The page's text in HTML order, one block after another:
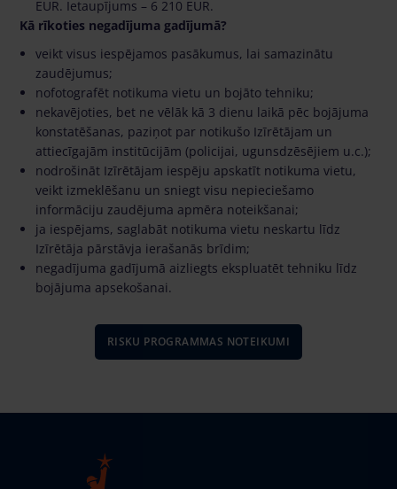
EUR. Ietaupījums – 6 210 EUR.
Kā rīkoties negadījuma gadījumā?
veikt visus iespējamos pasākumus, lai samazinātu
zaudējumus;
nofotografēt notikuma vietu un bojāto tehniku;
nekavējoties, bet ne vēlāk kā 3 dienu laikā pēc bojājuma
konstatēšanas, paziņot par notikušo Izīrētājam un
attiecīgajām institūcijām (policijai, ugunsdzēsējiem u.c.);
nodrošināt Izīrētājam iespēju apskatīt notikuma vietu,
veikt izmeklēšanu un sniegt visu nepieciešamo
informāciju zaudējuma apmēra noteikšanai;
ja iespējams, saglabāt notikuma vietu neskartu līdz
Izīrētāja pārstāvja ierašanās brīdim;
negadījuma gadījumā aizliegts ekspluatēt tehniku līdz
bojājuma apsekošanai.
RISKU PROGRAMMAS NOTEIKUMI